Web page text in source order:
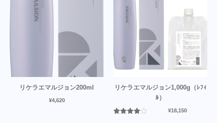
リケラエマルジョン200ml
¥4,620
リケラエマルジョン1,000g（ﾚﾌｨ
ﾙ）
¥18,150